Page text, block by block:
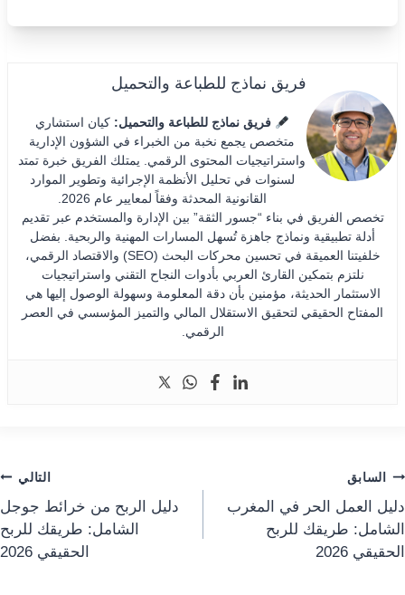
فريق نماذج للطباعة والتحميل
فريق نماذج للطباعة والتحميل: كيان استشاري
متخصص يجمع نخبة من الخبراء في الشؤون الإدارية
واستراتيجيات المحتوى الرقمي. يمتلك الفريق خبرة تمتد
لسنوات في تحليل الأنظمة الإجرائية وتطوير الموارد
القانونية المحدثة وفقاً لمعايير عام 2026.
تخصص الفريق في بناء “جسور الثقة” بين الإدارة والمستخدم عبر تقديم
أدلة تطبيقية ونماذج جاهزة تُسهل المسارات المهنية والربحية. بفضل
خلفيتنا العميقة في تحسين محركات البحث (SEO) والاقتصاد الرقمي،
نلتزم بتمكين القارئ العربي بأدوات النجاح التقني واستراتيجيات
الاستثمار الحديثة، مؤمنين بأن دقة المعلومة وسهولة الوصول إليها هي
المفتاح الحقيقي لتحقيق الاستقلال المالي والتميز المؤسسي في العصر
الرقمي.
تصفّح
المقالات
السابق
دليل العمل الحر في المغرب
الشامل: طريقك للربح
الحقيقي 2026
التالي
دليل الربح من خرائط جوجل
الشامل: طريقك للربح
الحقيقي 2026